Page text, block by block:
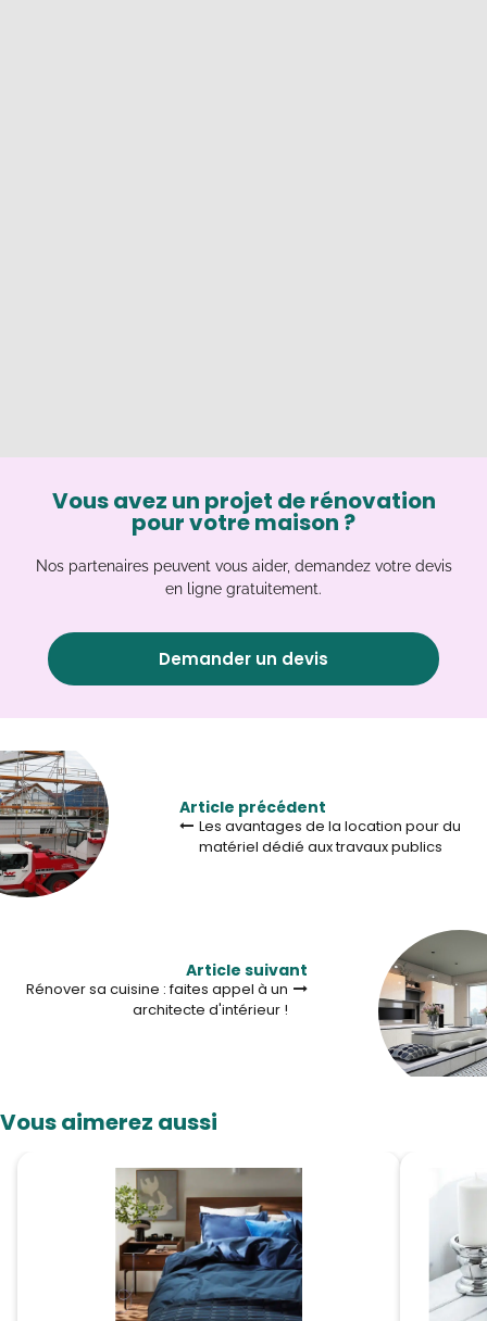
Vous avez un projet de rénovation
pour votre maison ?
Nos partenaires peuvent vous aider, demandez votre devis
en ligne gratuitement.
Demander un devis
Article précédent
Les avantages de la location pour du
matériel dédié aux travaux publics
Article suivant
Rénover sa cuisine : faites appel à un
architecte d'intérieur !
Vous aimerez aussi